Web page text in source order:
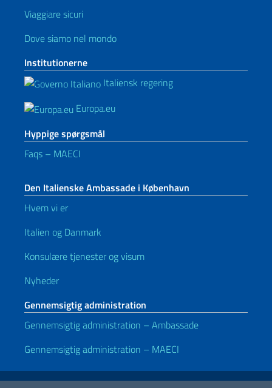
Viaggiare sicuri
Dove siamo nel mondo
Institutionerne
Italiensk regering
Europa.eu
Hyppige spørgsmål
Faqs – MAECI
Den Italienske Ambassade i København
Hvem vi er
Italien og Danmark
Konsulære tjenester og visum
Nyheder
Gennemsigtig administration
Gennemsigtig administration – Ambassade
Gennemsigtig administration – MAECI
Nyttige links